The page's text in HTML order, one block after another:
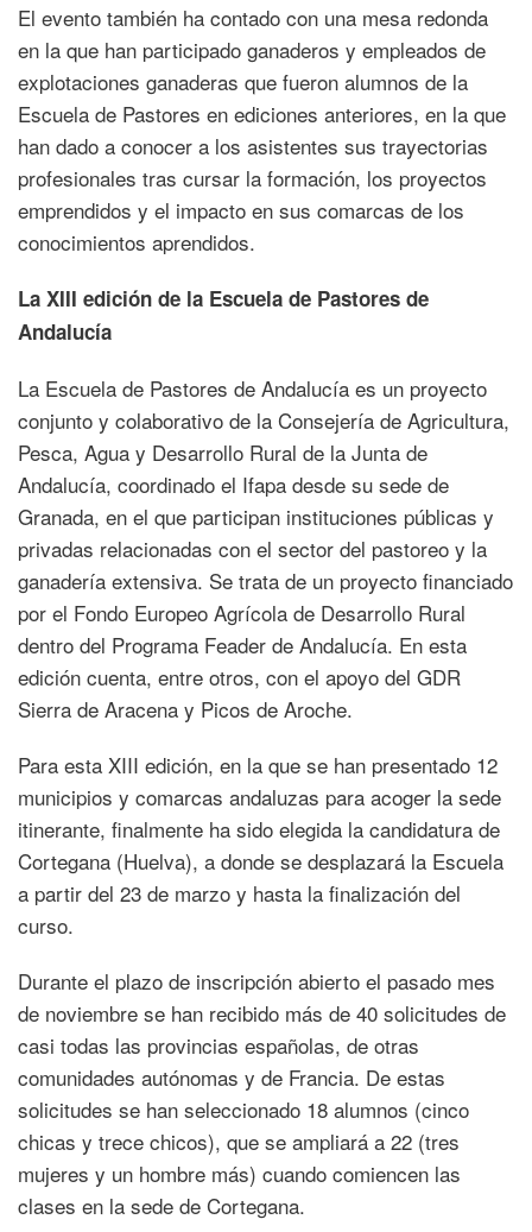
El evento también ha contado con una mesa redonda
en la que han participado ganaderos y empleados de
explotaciones ganaderas que fueron alumnos de la
Escuela de Pastores en ediciones anteriores, en la que
han dado a conocer a los asistentes sus trayectorias
profesionales tras cursar la formación, los proyectos
emprendidos y el impacto en sus comarcas de los
conocimientos aprendidos.
La XIII edición de la Escuela de Pastores de
Andalucía
La Escuela de Pastores de Andalucía es un proyecto
conjunto y colaborativo de la Consejería de Agricultura,
Pesca, Agua y Desarrollo Rural de la Junta de
Andalucía, coordinado el Ifapa desde su sede de
Granada, en el que participan instituciones públicas y
privadas relacionadas con el sector del pastoreo y la
ganadería extensiva. Se trata de un proyecto financiado
por el Fondo Europeo Agrícola de Desarrollo Rural
dentro del Programa Feader de Andalucía. En esta
edición cuenta, entre otros, con el apoyo del GDR
Sierra de Aracena y Picos de Aroche.
Para esta XIII edición, en la que se han presentado 12
municipios y comarcas andaluzas para acoger la sede
itinerante, finalmente ha sido elegida la candidatura de
Cortegana (Huelva), a donde se desplazará la Escuela
a partir del 23 de marzo y hasta la finalización del
curso.
Durante el plazo de inscripción abierto el pasado mes
de noviembre se han recibido más de 40 solicitudes de
casi todas las provincias españolas, de otras
comunidades autónomas y de Francia. De estas
solicitudes se han seleccionado 18 alumnos (cinco
chicas y trece chicos), que se ampliará a 22 (tres
mujeres y un hombre más) cuando comiencen las
clases en la sede de Cortegana.